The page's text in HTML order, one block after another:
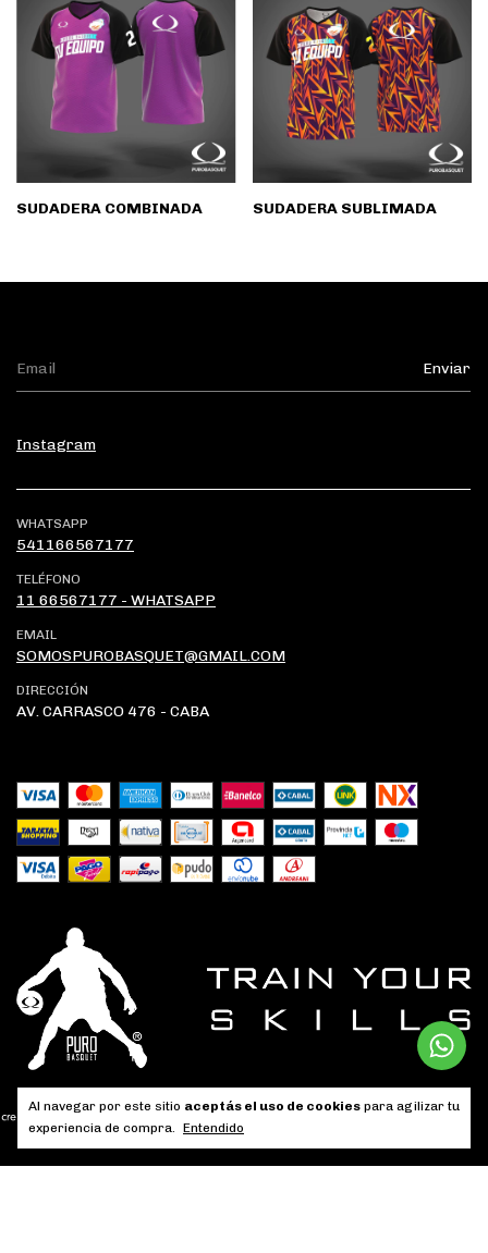
Al navegar por este sitio aceptás el uso de cookies para agilizar tu
experiencia de compra. Entendido
SUDADERA COMBINADA SUDADERA SUBLIMADA
Instagram
WHATSAPP
541166567177
TELÉFONO
11 66567177 - WHATSAPP
EMAIL
SOMOSPUROBASQUET@GMAIL.COM
DIRECCIÓN
AV. CARRASCO 476 - CABA
Copyright Puro Basquet - 2026. Todos los derechos reservados.